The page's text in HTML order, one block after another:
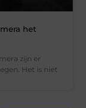
het
zijn er
Het is niet